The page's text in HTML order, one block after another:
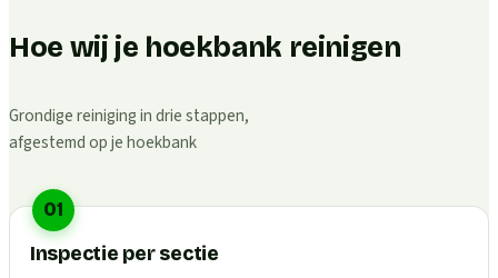
Hoe wij je hoekbank reinigen
Grondige reiniging in drie stappen,
afgestemd op je hoekbank
01
Inspectie per sectie